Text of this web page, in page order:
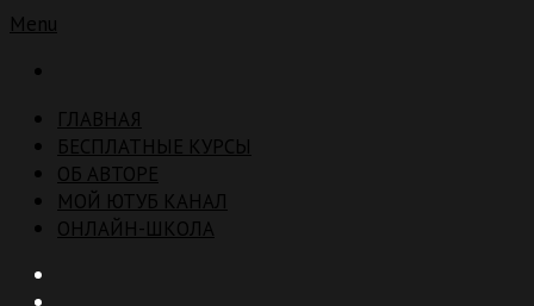
Menu
ГЛАВНАЯ
БЕСПЛАТНЫЕ КУРСЫ
ОБ АВТОРЕ
МОЙ ЮТУБ КАНАЛ
ОНЛАЙН-ШКОЛА